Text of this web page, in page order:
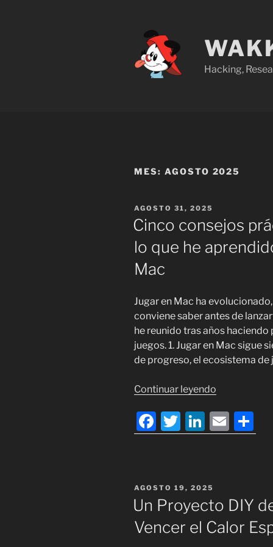
Hacking,
MES: AGOSTO 2025
PUBLICADO
EL
AGOSTO 31, 2025
Cinco consejos
lo que he
Mac
Jugar en Mac ha
conviene saber antes de
he reunido tras años
juegos. 1. Jugar en Mac sigue
de progreso, el ecosistema
Continuar leyendo
prácticos
para
que
aprendido
F
a
e
b
o
o
T
w
er
Li
n
e
dI
n
E
m o
ar
tir
PUBLICADO
AGOSTO 19, 2025
Un Proyecto DIY
Vencer el Calor